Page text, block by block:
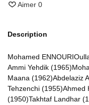
Aimer 0
Description
Mohamed
Ammi Yehdik
Maana (1962)Abdelaziz
Tehzenchi (1955)Ahmed
(1950)Takhtaf Landhar